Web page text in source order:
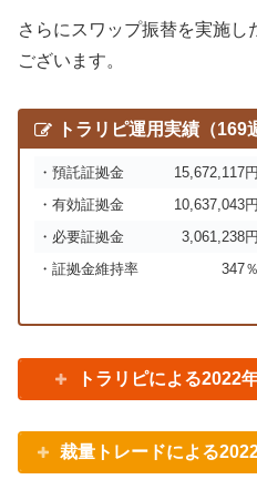
さらにスワップ振替を実施し
ございます。
トラリピ運用実績（169
・預託証拠金 15,672,117円
・有効証拠金
10,637,043円
・必要証拠金
3,061,238円
・証拠金維持率
347％
トラリピによる2022
裁量トレードによる